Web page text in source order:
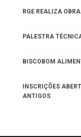
RGE REALIZA
PALESTRA
BISCOBOM
INSCRIÇÕES
ANTIGOS